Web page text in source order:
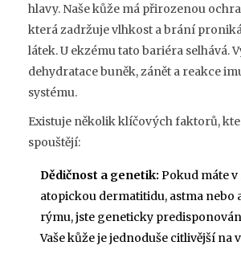
hlavy. Naše kůže má přirozenou
která zadržuje vlhkost a brání
látek. U ekzému tato bariéra selhává.
dehydratace buněk, zánět a reakce
systému.
Existuje několik klíčových faktorů,
spouštějí:
Dědičnost a genetik: Pokud máte
atopickou dermatitidu, astma nebo
rýmu, jste geneticky
Vaše kůže je jednoduše citlivější na